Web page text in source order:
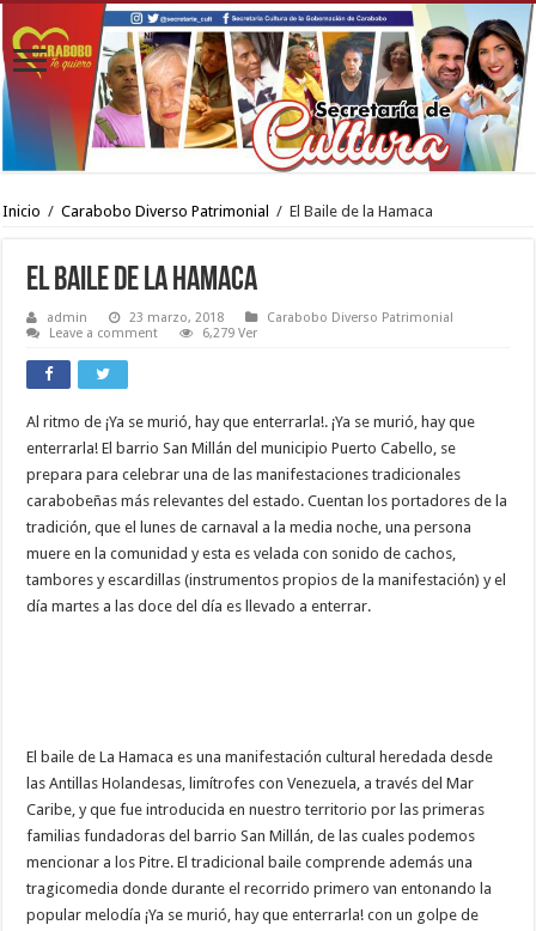
Inicio / Carabobo Diverso Patrimonial / El Baile de la Hamaca
El Baile de la Hamaca
admin 23 marzo, 2018
Carabobo Diverso Patrimonial
Leave a comment
6,279 Ver
Al ritmo de ¡Ya se murió, hay que enterrarla!. ¡Ya se murió, hay que
enterrarla! El barrio San Millán del municipio Puerto Cabello, se
prepara para celebrar una de las manifestaciones tradicionales
carabobeñas más relevantes del estado. Cuentan los portadores de la
tradición, que el lunes de carnaval a la media noche, una persona
muere en la comunidad y esta es velada con sonido de cachos,
tambores y escardillas (instrumentos propios de la manifestación) y el
día martes a las doce del día es llevado a enterrar.
El baile de La Hamaca es una manifestación cultural heredada desde
las Antillas Holandesas, limítrofes con Venezuela, a través del Mar
Caribe, y que fue introducida en nuestro territorio por las primeras
familias fundadoras del barrio San Millán, de las cuales podemos
mencionar a los Pitre. El tradicional baile comprende además una
tragicomedia donde durante el recorrido primero van entonando la
popular melodía ¡Ya se murió, hay que enterrarla! con un golpe de